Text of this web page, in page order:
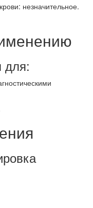
незначительное.
для: